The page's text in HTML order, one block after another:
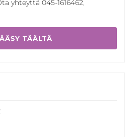
yhteyttä 045-1616462,
TÄÄLTÄ